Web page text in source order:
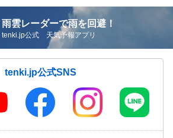
雨雲レーダーで雨を回避！
tenki.jp公式 天気予報アプリ
tenki.jp公式SNS